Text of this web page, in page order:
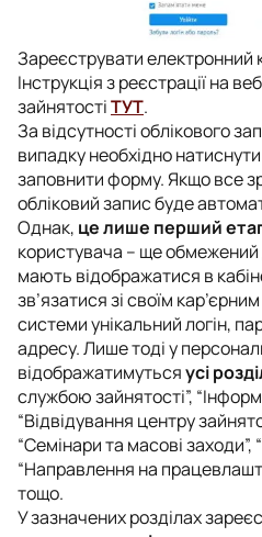
Зареєструвати електронний
Інструкція з реєстрації на
зайнятостіТУТ.
За відсутності облікового
випадку необхідно
заповнити форму. Якщо все
обліковий запис буде
Однак, це лише перший
користувача – ще обмежений
мають відображатися в
зв’язатися зі своїм
системи унікальний логін,
адресу. Лише тоді у
відображатимутьсяусі
службою зайнятості”,
“Відвідування центру
“Семінари та масові
“Направлення на
тощо.
У зазначених розділах